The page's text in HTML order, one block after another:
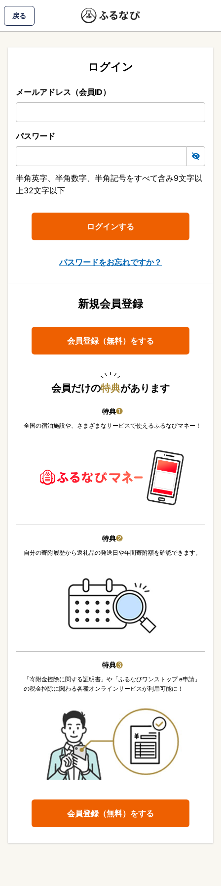
戻る
ログイン
メールアドレス（会員ID）
パスワード
半角英字、半角数字、半角記号をすべて含み9文字以
上32文字以下
パスワードをお忘れですか？
新規会員登録
会員登録（無料）をする
会員だけの特典があります
特典❶
全国の宿泊施設や、さまざまなサービスで使えるふるなびマネー！
特典❷
自分の寄附履歴から返礼品の発送日や年間寄附額を確認できます。
特典❸
「寄附金控除に関する証明書」や「ふるなびワンストップ e申請」
の税金控除に関わる各種オンラインサービスが利用可能に！
会員登録（無料）をする